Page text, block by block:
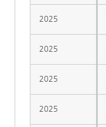
2025
2025
2025
2025